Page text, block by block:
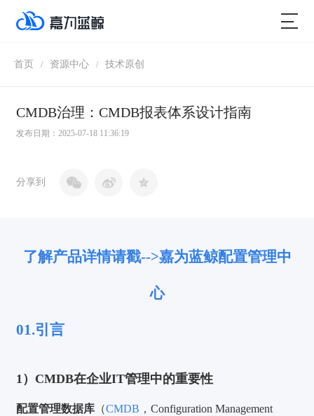
首页 / 资源中心 / 技术原创
CMDB治理：CMDB报表体系设计指南
发布日期：2025-07-18 11:36:19
分享到
了解产品详情请戳-->嘉为蓝鲸配置管理中
心
01.引言
1）CMDB在企业IT管理中的重要性
配置管理数据库 （CMDB ，Configuration Management